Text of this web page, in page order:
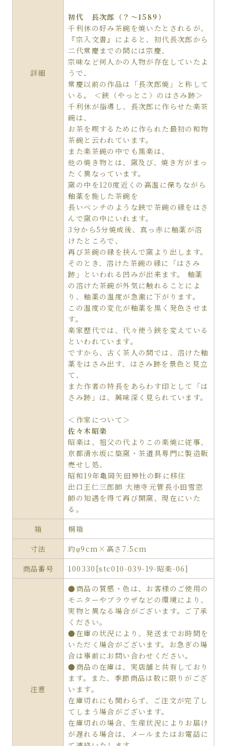
詳細
初代 長次郎（？～1589）
千利休の好み茶碗を焼いたとされるが、
『宗入文書』によると、初代長次郎から
二代常慶までの間には宗慶、
宗味など何人かの人物が存在していたよ
うで、
常慶以前の作品は「長次郎焼」と称して
いる。 ＜鋏（やっとこ）のはさみ跡＞
千利休が指導し、長次郎に作らせた楽茶
碗は、
お茶を喫するために作られた最初の和物
茶碗と云われています。
また楽茶碗の中でも黒楽は、
他の焼き物とは、窯及び、焼き方がまっ
たく異なっています。
窯の中を120度近くの高温に保ちながら
釉薬を施した茶碗を
長いベンチのような鋏で茶碗の縁をはさ
んで窯の中にいれます。
3分から5分焼成後、真っ赤に釉薬が溶
けたところで、
再び茶碗の縁を挟んで窯より出します。
そのとき、溶けた茶碗の縁に「はさみ
跡」といわれる凹みが出来ます。 釉薬
の溶けた茶碗が外気に触れることによ
り、釉薬の温度が急激に下がります。
この温度の変化が釉薬を黒く発色させま
す。
楽家歴代では、代々使う鋏を変えている
といわれています。
ですから、古く茶人の間では、溶けた釉
薬をはさみ出す、はさみ跡を景色と見立
て、
また作者の特長をあらわす印として「は
さみ跡」は、興味深く見られています。
＜作家について＞
佐々木昭楽
昭楽は、祖父の代よりこの楽焼に従事、
京都清水坂に築窯・茶道具専門に製造販
売せし処、
昭和19年亀岡矢田神社の畔に移住
出口王仁三郎師 大徳寺元管長小田雪窓
師の知遇を得て再び開窯、現在にいた
る。
箱
桐箱
寸法
約φ9cm×高さ7.5cm
商品番号
100330[stc010-039-19-昭楽-06]
注意
●商品の質感・色は、お客様のご使用の
モニターやブラウザなどの環境により、
実物と異なる場合がございます。ご了承
ください。
●在庫の状況により、発送までお時間を
いただく場合がございます。お急ぎの場
合は事前にお問い合わせください。
●商品の在庫は、実店舗と共有しており
ます。また、季節商品は数に限りがござ
います。
在庫切れにも関わらず、ご注文が完了し
てしまう場合がございます。
在庫切れの場合、生産状況によりお届け
が遅れる場合は、メールまたはお電話に